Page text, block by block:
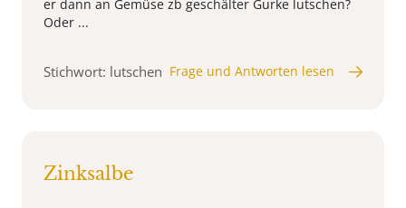
er dann an Gemüse zb geschälter Gurke lutschen?
Oder ...
Stichwort: lutschen Frage und Antworten lesen
Zinksalbe